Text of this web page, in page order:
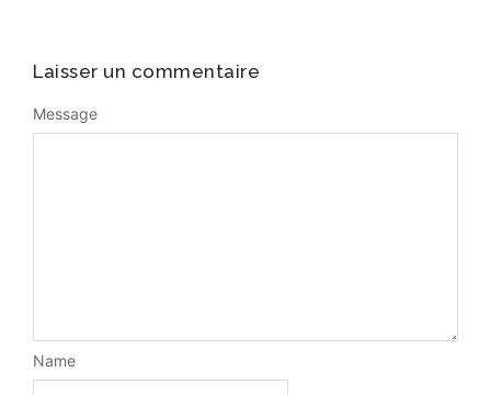
Laisser un commentaire
Message
Name